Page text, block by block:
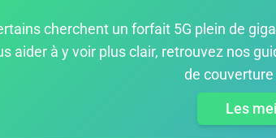
cherchent un forfait 5G plein de
aider à y voir plus clair, retrouvez nos
de couverture
Les